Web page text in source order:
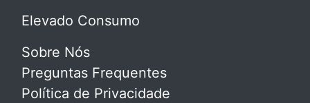
Elevado Consumo
Sobre Nós
Preguntas Frequentes
Política de Privacidade